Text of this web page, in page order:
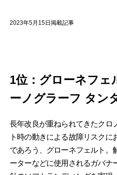
2023年5月15日掲載記事
1位：グローネフェ
ーノグラーフ タン
長年改良が重ねられてきたクロ
ト時の動きによる故障リスク
であろう、グローネフェルト。
ーターなどに使用されるガバナ